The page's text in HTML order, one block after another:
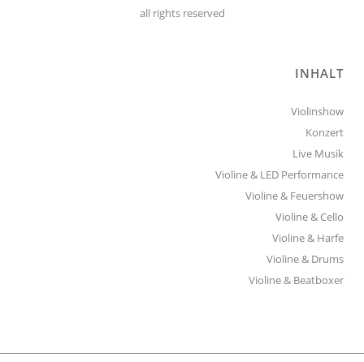
all rights reserved
INHALT
Violinshow
Konzert
Live Musik
Violine & LED Performance
Violine & Feuershow
Violine & Cello
Violine & Harfe
Violine & Drums
Violine & Beatboxer